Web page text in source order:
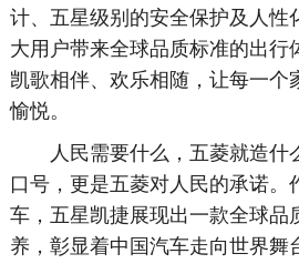
计、五星级别的安全保护及人性
大用户带来全球品质标准的出行
凯歌相伴、欢乐相随，让每一个
愉悦。
人民需要什么，五菱就造什
口号，更是五菱对人民的承诺。
车，五星凯捷展现出一款全球品
养，彰显着中国汽车走向世界舞